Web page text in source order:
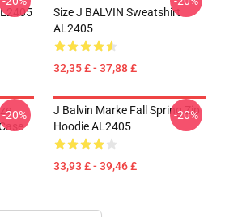
Size J BALVIN Sweatshirt
AL2405
32,35 £ - 37,88 £
-20%
J Balvin Marke Fall Spring Zip
Hoodie AL2405
33,93 £ - 39,46 £
-20%